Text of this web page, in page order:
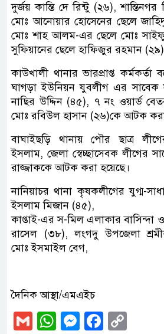
দুর্জয় কান্তি দে রিন্টু (২৬), শান্তিনগর
মোঃ আনোয়ার হোসেনের ছেলে
মোঃ শাহ আলম-এর ছেলে মোঃ
সুফিয়ানের ছেলে হাফিজুর রহমান
কাউখালী থানার ভারপ্রাপ্ত কর্মকর্তা
ঘাগড়া ইউনিয়ন যুবলীগ এর সাবেক
নাছির উদ্দিন (৪৫), ৭ নং ওয়ার্ড
মোঃ রবিউল হাসান (২৬)কে আটক
বাঘাইছড়ি থানায় পৌর ছাত্র
ইসলাম, জেলা স্বেচ্ছাসেবক লীগের
রাজ্জাককে আটক করা হয়েছে।
নানিয়াচর থানা কৃষকলীগের যুগ্ম-
ইসলাম মিজান (৪৫),
কাপ্তাই-এর স-মিল এলাকার বাসিন্দা
রাসেল (৩৮), লংগদু উপজেলা
মোঃ ইসমাইল বেগ,
দৈনিক আস্থা/এমএইচ
GmailWhatsApp
Messenger